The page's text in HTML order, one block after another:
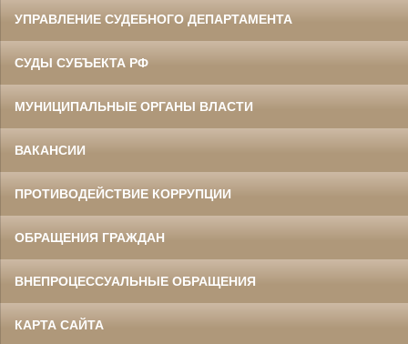
УПРАВЛЕНИЕ СУДЕБНОГО ДЕПАРТАМЕНТА
СУДЫ СУБЪЕКТА РФ
МУНИЦИПАЛЬНЫЕ ОРГАНЫ ВЛАСТИ
ВАКАНСИИ
ПРОТИВОДЕЙСТВИЕ КОРРУПЦИИ
ОБРАЩЕНИЯ ГРАЖДАН
ВНЕПРОЦЕССУАЛЬНЫЕ ОБРАЩЕНИЯ
КАРТА САЙТА